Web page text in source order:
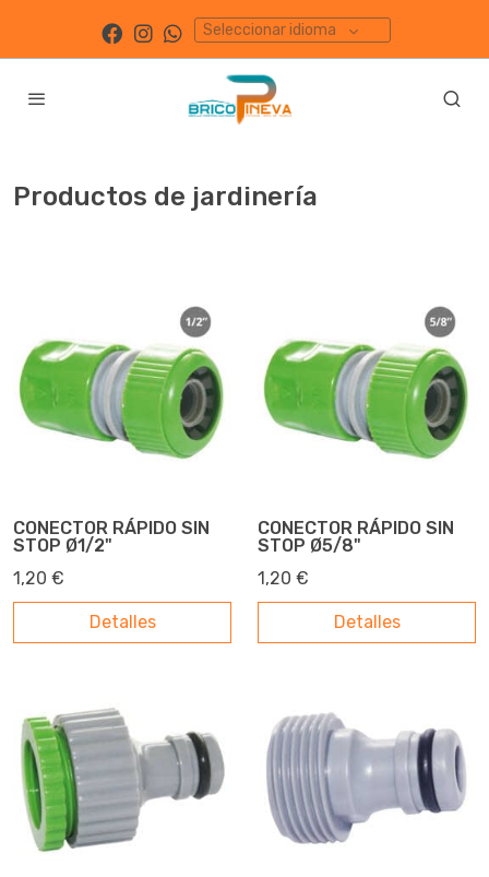
Seleccionar idioma
Productos de jardinería
CONECTOR RÁPIDO SIN
STOP Ø1/2"
1,20 €
Detalles
CONECTOR RÁPIDO SIN
STOP Ø5/8"
1,20 €
Detalles